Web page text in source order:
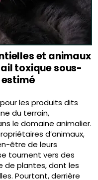
et animaux
toxique sous-
estimé
les produits dits
du terrain,
le domaine animalier.
d’animaux,
être de leurs
tournent vers des
de plantes, dont les
Pourtant, derrière